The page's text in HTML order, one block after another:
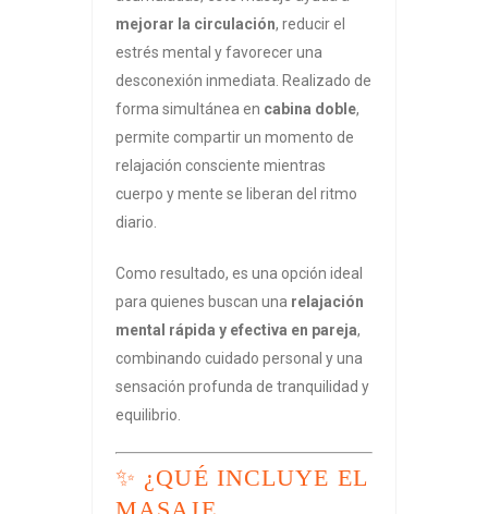
mejorar la circulación, reducir el
estrés mental y favorecer una
desconexión inmediata. Realizado de
forma simultánea en cabina doble,
permite compartir un momento de
relajación consciente mientras
cuerpo y mente se liberan del ritmo
diario.
Como resultado, es una opción ideal
para quienes buscan una relajación
mental rápida y efectiva en pareja,
combinando cuidado personal y una
sensación profunda de tranquilidad y
equilibrio.
✨ ¿QUÉ INCLUYE EL